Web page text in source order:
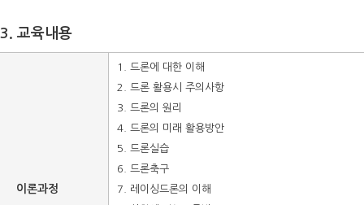
3. 교육내용
이론과정
1. 드론에 대한 이해
2. 드론 활용시 주의사항
3. 드론의 원리
4. 드론의 미래 활용방안
5. 드론실습
6. 드론축구
7. 레이싱드론의 이해